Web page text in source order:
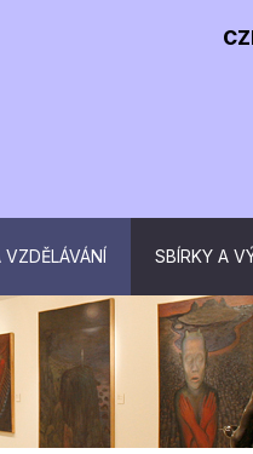
CZ
SBÍRKY A